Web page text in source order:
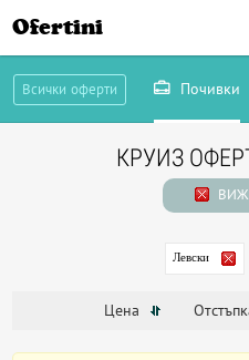
Ofertini
Всички оферти Почивки
КРУИЗ
Левски
Цена